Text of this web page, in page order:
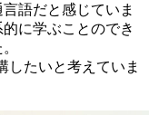
語だと感じていま
に学ぶことのでき
したいと考えていま